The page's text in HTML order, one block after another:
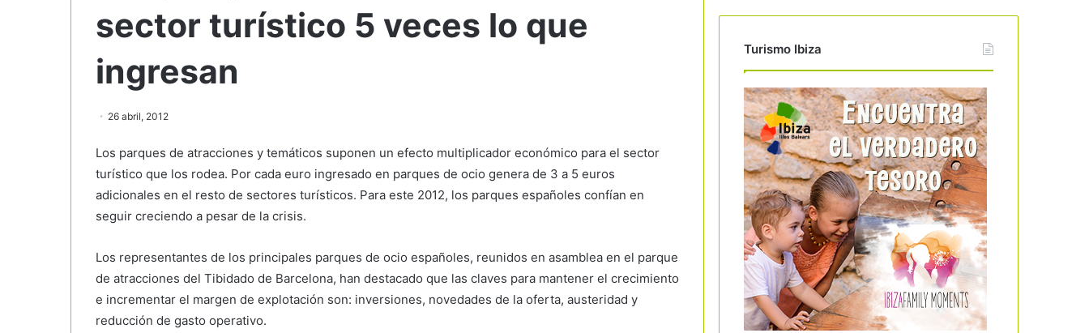
sector turístico 5 veces lo que
ingresan
26 abril, 2012
Los parques de atracciones y temáticos suponen un efecto multiplicador económico para el sector
turístico que los rodea. Por cada euro ingresado en parques de ocio genera de 3 a 5 euros
adicionales en el resto de sectores turísticos. Para este 2012, los parques españoles confían en
seguir creciendo a pesar de la crisis.
Los representantes de los principales parques de ocio españoles, reunidos en asamblea en el parque
de atracciones del Tibidado de Barcelona, han destacado que las claves para mantener el crecimiento
e incrementar el margen de explotación son: inversiones, novedades de la oferta, austeridad y
reducción de gasto operativo.
Turismo Ibiza